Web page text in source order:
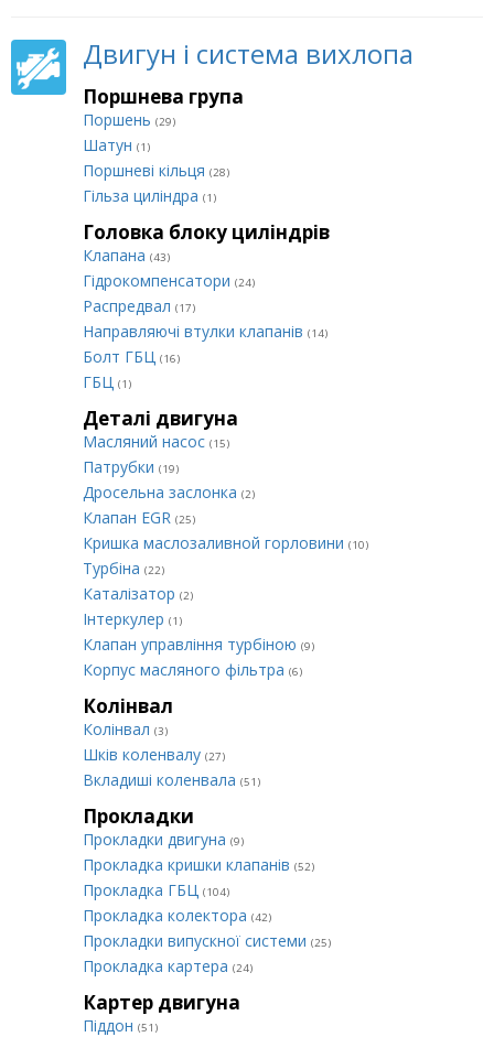
Двигун і система вихлопа
Поршнева група
Поршень (29)
Шатун (1)
Поршневі кільця (28)
Гільза циліндра (1)
Головка блоку циліндрів
Клапана (43)
Гідрокомпенсатори (24)
Распредвал (17)
Направляючі втулки клапанів (14)
Болт ГБЦ (16)
ГБЦ (1)
Деталі двигуна
Масляний насос (15)
Патрубки (19)
Дросельна заслонка (2)
Клапан EGR (25)
Кришка маслозаливной горловини (10)
Турбіна (22)
Каталізатор (2)
Інтеркулер (1)
Клапан управління турбіною (9)
Корпус масляного фільтра (6)
Колінвал
Колінвал (3)
Шків коленвалу (27)
Вкладиші коленвала (51)
Прокладки
Прокладки двигуна (9)
Прокладка кришки клапанів (52)
Прокладка ГБЦ (104)
Прокладка колектора (42)
Прокладки випускної системи (25)
Прокладка картера (24)
Картер двигуна
Піддон (51)